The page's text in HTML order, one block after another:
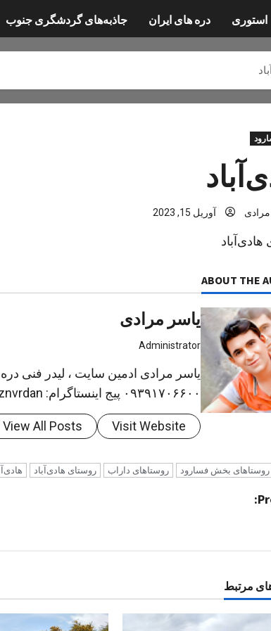
استوری دره های ایران جاذبه‌های گردشگری جنوب
آوریل 15, 2023
ABOUT THE
یاسر مرادی
Administrator
یاسر مرادی ادمین سایت ، لیدر فنی
۰۹۳۹۱۷۰۶۶۰۰ پیج اینستاگرام: https://instagram.com/Reghznvrdan
Visit Website
View All Posts
روستاهای بخش فسارود روستاهای داراب روستای هادی‌آباد
مرتبط